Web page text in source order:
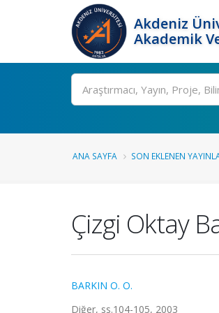
Akdeniz
Akademik
Ara
ANA SAYFA SON EKLENEN
Çizgi Oktay
BARKIN O. O.
Diğer, ss.104-105, 2003